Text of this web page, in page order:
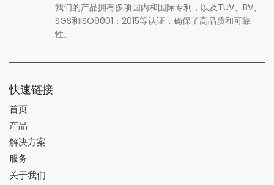
我们的产品拥有多项国内和国际专利，以及TUV、BV、
SGS和ISO9001：2015等认证，确保了高品质和可靠
性。
快速链接
首页
产品
解决方案
服务
关于我们